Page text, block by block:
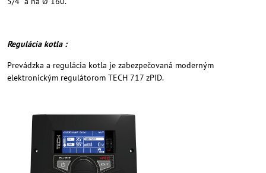
Regulácia kotla :
Prevádzka a regulácia kotla je zabezpečovaná moderným
elektronickým regulátorom TECH 717 zPID.